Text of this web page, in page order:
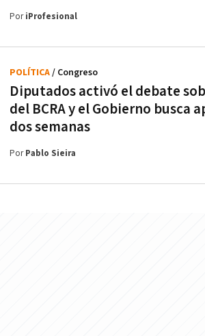
PoriProfesional
Diputados activó el debate
del BCRA y el Gobierno busca
dos semanas
POLÍTICA/ Congreso
PorPablo Sieira